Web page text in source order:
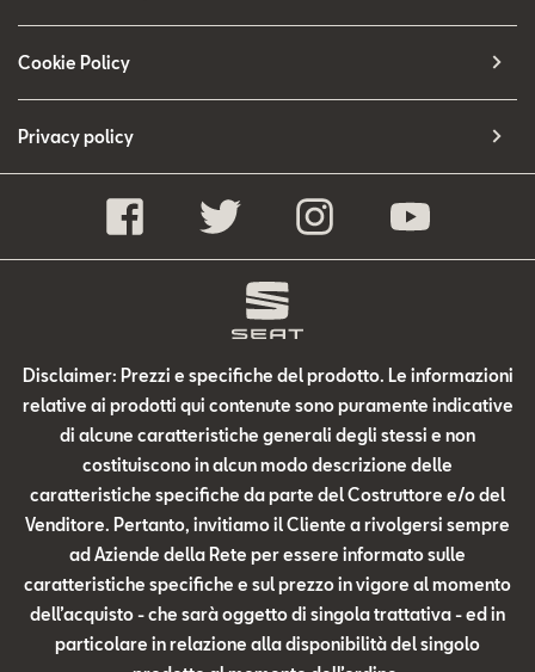
Cookie Policy
Privacy policy
Disclaimer: Prezzi e specifiche del prodotto. Le informazioni
relative ai prodotti qui contenute sono puramente indicative
di alcune caratteristiche generali degli stessi e non
costituiscono in alcun modo descrizione delle
caratteristiche specifiche da parte del Costruttore e/o del
Venditore. Pertanto, invitiamo il Cliente a rivolgersi sempre
ad Aziende della Rete per essere informato sulle
caratteristiche specifiche e sul prezzo in vigore al momento
dell’acquisto - che sarà oggetto di singola trattativa - ed in
particolare in relazione alla disponibilità del singolo